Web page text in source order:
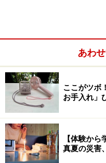
あわ
ここがツボ
お手入れ」
【体験か
真夏の災害